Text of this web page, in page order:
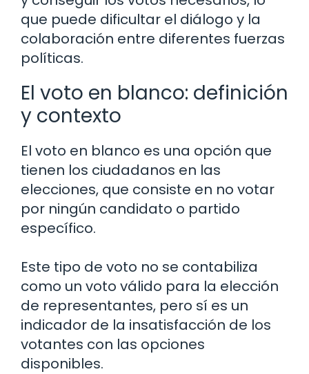
que puede dificultar el diálogo y la
colaboración entre diferentes fuerzas
políticas.
El voto en blanco: definición
y contexto
El voto en blanco es una opción que
tienen los ciudadanos en las
elecciones, que consiste en no votar
por ningún candidato o partido
específico.
Este tipo de voto no se contabiliza
como un voto válido para la elección
de representantes, pero sí es un
indicador de la insatisfacción de los
votantes con las opciones
disponibles.